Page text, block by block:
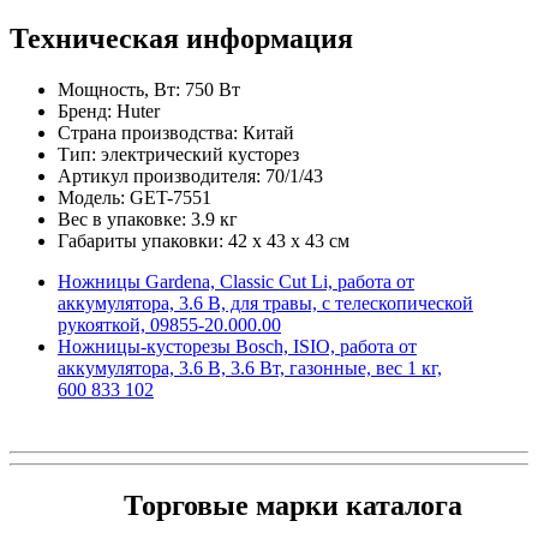
Техническая информация
Мощность, Вт: 750 Вт
Бренд: Huter
Страна производства: Китай
Тип: электрический кусторез
Артикул производителя: 70/1/43
Модель: GET-7551
Вес в упаковке: 3.9 кг
Габариты упаковки: 42 x 43 x 43 см
Ножницы Gardena, Classic Cut Li, работа от
аккумулятора, 3.6 В, для травы, с телескопической
рукояткой, 09855-20.000.00
Ножницы-кусторезы Bosch, ISIO, работа от
аккумулятора, 3.6 В, 3.6 Вт, газонные, вес 1 кг,
600 833 102
Торговые марки каталога